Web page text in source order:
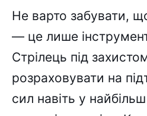
Не варто забувати,
— це лише
Стрілець під
розраховувати на
сил навіть у